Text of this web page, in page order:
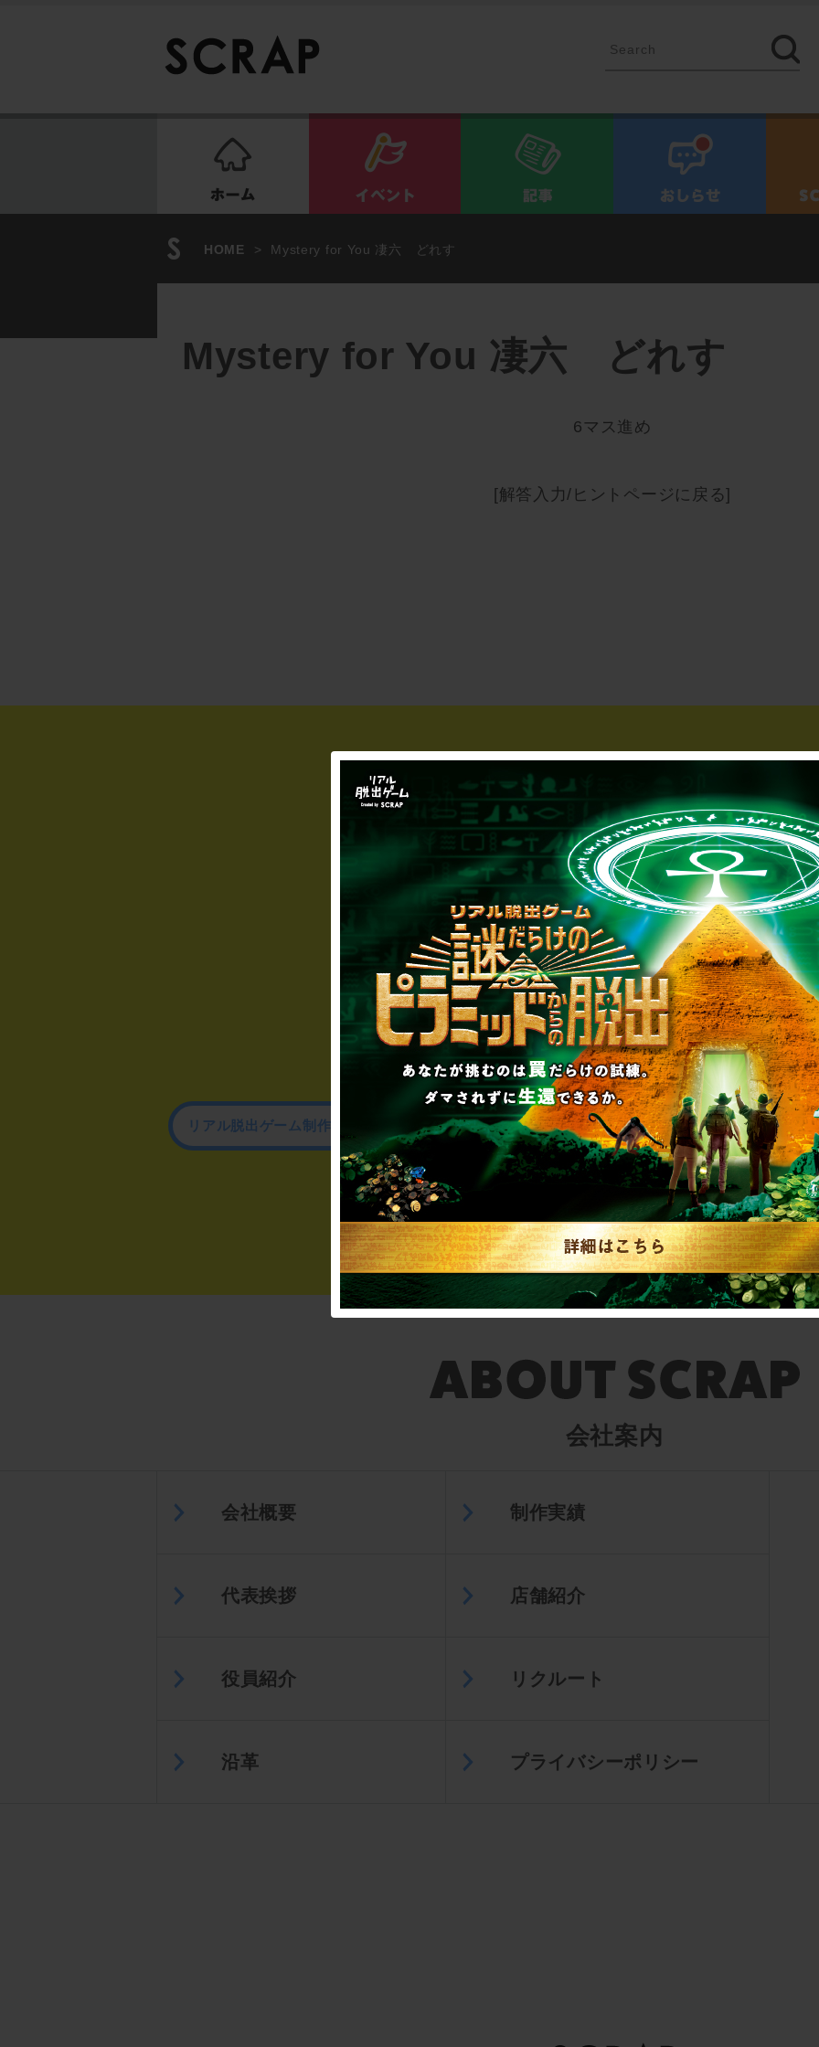
HOME > Mystery for You 凄六 どれす
Mystery for You 凄六 どれす
6マス進め
[解答入力/ヒントページに戻る]
制作のご相談、コラボレーションなど、
お気軽にお問い合わせください。
▼一般のお客様はこちら
公演内容、チケットのお問い合わせ
▼企業／法人の方はこちら
リアル脱出ゲーム制作のお問い合わせ 取材に関するお問い合わせ
▼英語、中国語でのお問い合わせはこちら
English／中文
会社案内
会社概要 制作実績
代表挨拶 店舗紹介
役員紹介 リクルート
沿革 プライバシーポリシー